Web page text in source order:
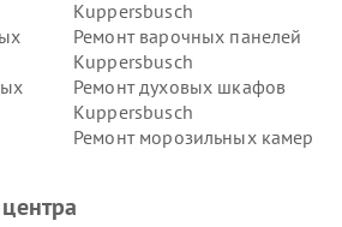
Kuppersbusch
Ремонт варочных панелей
Kuppersbusch
Ремонт духовых шкафов
Kuppersbusch
Ремонт морозильных камер
вакуумных упаковщиков